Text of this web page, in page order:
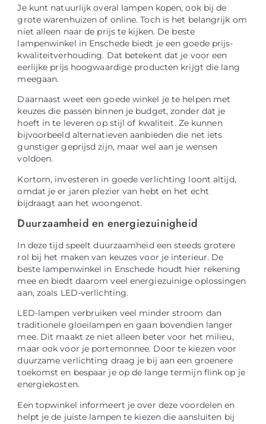
Je kunt natuurlijk overal lampen kopen, ook bij de
grote warenhuizen of online. Toch is het belangrijk om
niet alleen naar de prijs te kijken. De beste
lampenwinkel in Enschede biedt je een goede prijs-
kwaliteitverhouding. Dat betekent dat je voor een
eerlijke prijs hoogwaardige producten krijgt die lang
meegaan.
Daarnaast weet een goede winkel je te helpen met
keuzes die passen binnen je budget, zonder dat je
hoeft in te leveren op stijl of kwaliteit. Ze kunnen
bijvoorbeeld alternatieven aanbieden die net iets
gunstiger geprijsd zijn, maar wel aan je wensen
voldoen.
Kortom, investeren in goede verlichting loont altijd,
omdat je er jaren plezier van hebt en het echt
bijdraagt aan het woongenot.
Duurzaamheid en energiezuinigheid
In deze tijd speelt duurzaamheid een steeds grotere
rol bij het maken van keuzes voor je interieur. De
beste lampenwinkel in Enschede houdt hier rekening
mee en biedt daarom veel energiezuinige oplossingen
aan, zoals LED-verlichting.
LED-lampen verbruiken veel minder stroom dan
traditionele gloeilampen en gaan bovendien langer
mee. Dit maakt ze niet alleen beter voor het milieu,
maar ook voor je portemonnee. Door te kiezen voor
duurzame verlichting draag je bij aan een groenere
toekomst en bespaar je op de lange termijn flink op je
energiekosten.
Een topwinkel informeert je over deze voordelen en
helpt je de juiste lampen te kiezen die aansluiten bij